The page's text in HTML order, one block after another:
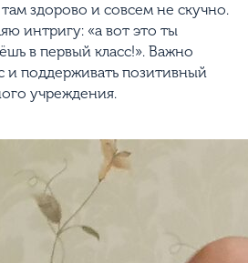
здорово и совсем не скучно.
интригу: «а вот это ты
в первый класс!». Важно
и поддерживать позитивный
учреждения.